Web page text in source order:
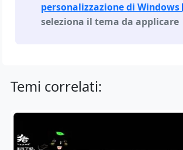
personalizzazione di Windows
seleziona il tema da applicare
Temi correlati: